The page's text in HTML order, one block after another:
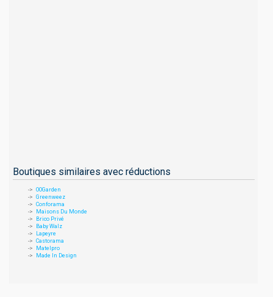
Boutiques similaires avec réductions
OOGarden
Greenweez
Conforama
Maisons Du Monde
Brico Privé
Baby Walz
Lapeyre
Castorama
Matelpro
Made In Design